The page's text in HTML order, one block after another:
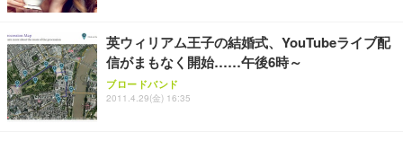
英ウィリアム王子の結婚式、YouTubeライブ配
信がまもなく開始……午後6時～
ブロードバンド
2011.4.29(金) 16:35